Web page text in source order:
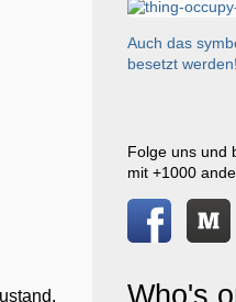
Auch das
besetzt werden!
Folge uns und
mit +1000
Who's